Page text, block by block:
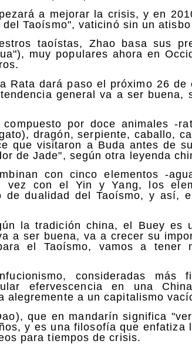
a mejorar la crisis, y en
Taoísmo", vaticinó sin un
taoístas, Zhao basa sus
muy populares ahora en
Rata dará paso el próximo 26
general va a ser buena,
por doce animales -
dragón, serpiente, caballo,
que visitaron a Buda antes de
de Jade", según otra leyenda
con cinco elementos -
con el Yin y Yang, los
de dualidad del Taoísmo, y así,
la tradición china, el Buey es
a ser buena, va a crecer su
el Taoísmo, vamos a tener
consideradas más
efervescencia en una
alegremente a un capitalismo
que en mandarín significa
y es una filosofía que enfatiza
para tiempos de crisis.